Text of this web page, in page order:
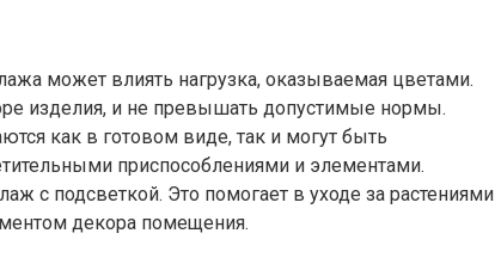
может влиять нагрузка, оказываемая цветами.
изделия, и не превышать допустимые нормы.
как в готовом виде, так и могут быть
приспособлениями и элементами.
с подсветкой. Это помогает в уходе за растениями
декора помещения.